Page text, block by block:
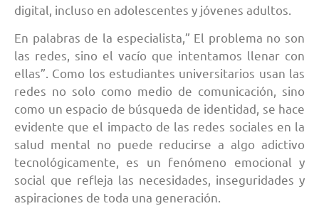
digital, incluso en adolescentes y jóvenes adultos.
En palabras de la especialista,” El problema no son
las redes, sino el vacío que intentamos llenar con
ellas”. Como los estudiantes universitarios usan las
redes no solo como medio de comunicación, sino
como un espacio de búsqueda de identidad, se hace
evidente que el impacto de las redes sociales en la
salud mental no puede reducirse a algo adictivo
tecnológicamente, es un fenómeno emocional y
social que refleja las necesidades, inseguridades y
aspiraciones de toda una generación.